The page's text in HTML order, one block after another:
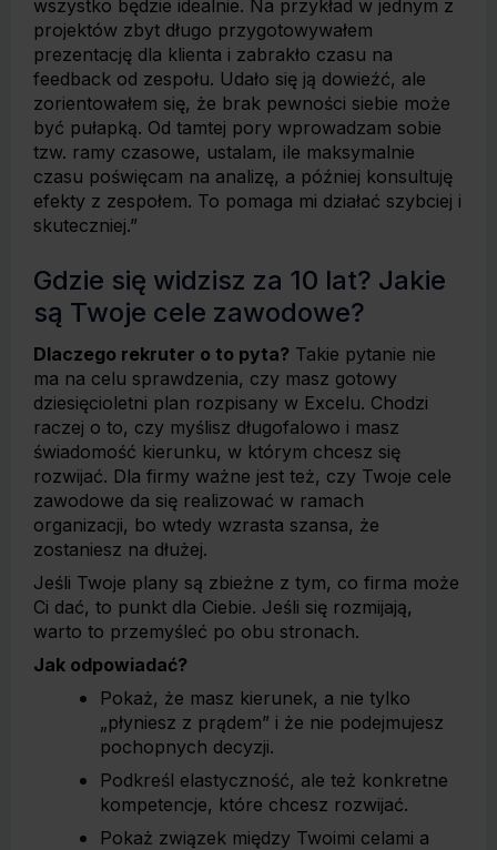
wszystko będzie idealnie. Na przykład w jednym z
projektów zbyt długo przygotowywałem
prezentację dla klienta i zabrakło czasu na
feedback od zespołu. Udało się ją dowieźć, ale
zorientowałem się, że brak pewności siebie może
być pułapką. Od tamtej pory wprowadzam sobie
tzw. ramy czasowe, ustalam, ile maksymalnie
czasu poświęcam na analizę, a później konsultuję
efekty z zespołem. To pomaga mi działać szybciej i
skuteczniej.”
Gdzie się widzisz za 10 lat? Jakie
są Twoje cele zawodowe?
Dlaczego rekruter o to pyta? Takie pytanie nie
ma na celu sprawdzenia, czy masz gotowy
dziesięcioletni plan rozpisany w Excelu. Chodzi
raczej o to, czy myślisz długofalowo i masz
świadomość kierunku, w którym chcesz się
rozwijać. Dla firmy ważne jest też, czy Twoje cele
zawodowe da się realizować w ramach
organizacji, bo wtedy wzrasta szansa, że
zostaniesz na dłużej.
Jeśli Twoje plany są zbieżne z tym, co firma może
Ci dać, to punkt dla Ciebie. Jeśli się rozmijają,
warto to przemyśleć po obu stronach.
Jak odpowiadać?
Pokaż, że masz kierunek, a nie tylko
„płyniesz z prądem” i że nie podejmujesz
pochopnych decyzji.
Podkreśl elastyczność, ale też konkretne
kompetencje, które chcesz rozwijać.
Pokaż związek między Twoimi celami a